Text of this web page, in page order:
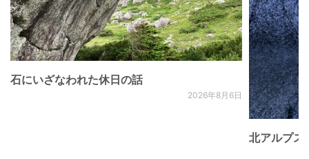
石にいざなわれた休日の話
2026年8月6日
北アルプ